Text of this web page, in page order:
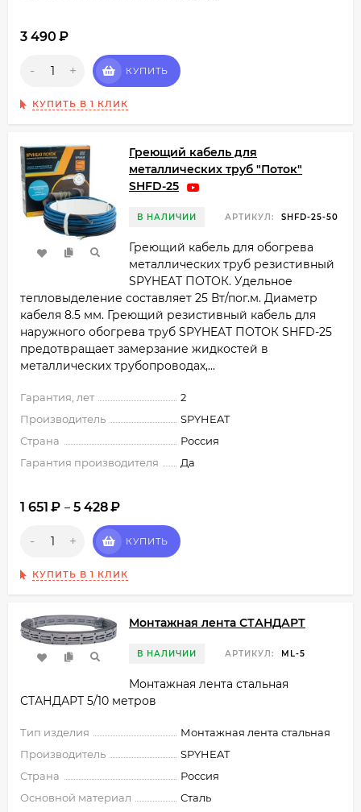
3 490 ₽
- + КУПИТЬ
КУПИТЬ В 1 КЛИК
Греющий кабель для
металлических труб "Поток"
SHFD-25
В НАЛИЧИИ АРТИКУЛ: SHFD-25-50
Греющий кабель для обогрева
металлических труб резистивный
SPYHEAT ПОТОК. Удельное
тепловыделение составляет 25 Вт/пог.м. Диаметр
кабеля 8.5 мм. Греющий резистивный кабель для
наружного обогрева труб SPYHEAT ПОТОК SHFD-25
предотвращает замерзание жидкостей в
металлических трубопроводах,...
Гарантия, лет
2
Производитель
SPYHEAT
Страна
Россия
Гарантия производителя
Да
1 651 ₽ – 5 428₽
- + КУПИТЬ
КУПИТЬ В 1 КЛИК
Монтажная лента СТАНДАРТ
В НАЛИЧИИ АРТИКУЛ: ML-5
Монтажная лента стальная
СТАНДАРТ 5/10 метров
Тип изделия
Монтажная лента стальная
Производитель
SPYHEAT
Страна
Россия
Основной материал
Сталь